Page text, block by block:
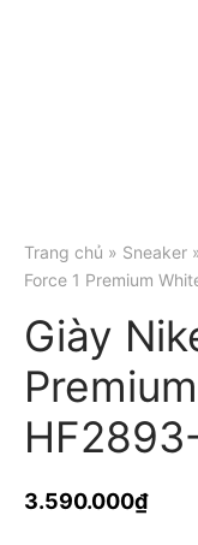
Trang chủ » Sneaker
Force 1 Premium
Giày
3.590.000₫